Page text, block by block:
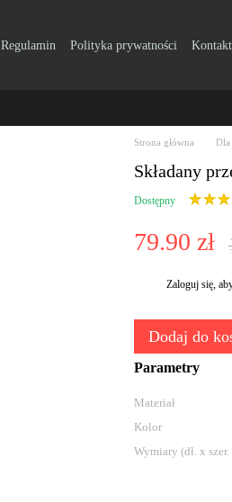
Regulamin Polityka prywatności Kontakt
Strona główna
Składany
Dostępny
79.90 zł
Zaloguj się ,
Dodaj do
Parametry
Materiał
Kolor
Wymiary (dł. x